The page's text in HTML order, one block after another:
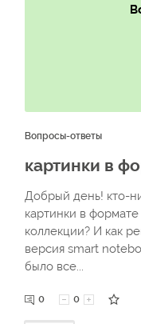
Вопросы-ответы
картинки в
Добрый день! кто-
картинки в
коллекции? И как
версия smart
было все...
0 0